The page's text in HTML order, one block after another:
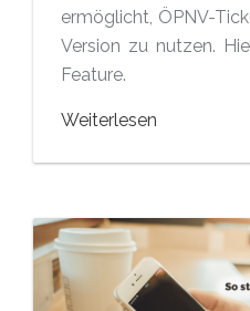
ermöglicht, ÖPNV-
Version zu nutzen.
Feature.
Weiterlesen